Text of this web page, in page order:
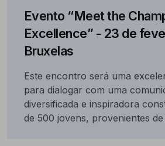
Evento “Meet the
Excellence” - 23 de
Bruxelas
Este encontro será uma
para dialogar com uma
diversificada e inspiradora
de 500 jovens, provenientes